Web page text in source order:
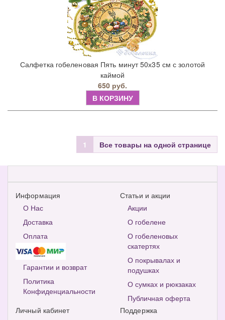
Салфетка гобеленовая Пять минут 50х35 см с золотой
каймой
650 руб.
В КОРЗИНУ
1 Все товары на одной странице
Информация
О Нас
Доставка
Оплата
Гарантии и возврат
Политика
Конфиденциальности
Статьи и акции
Акции
О гобелене
О гобеленовых
скатертях
О покрывалах и
подушках
О сумках и рюкзаках
Публичная оферта
Личный кабинет
Поддержка